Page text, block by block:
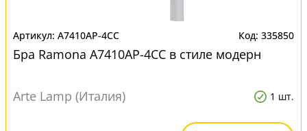
A7410AP-4CC 335850
Бра Ramona A7410AP-4CC в стиле модерн
Arte Lamp (Италия) 1 шт.